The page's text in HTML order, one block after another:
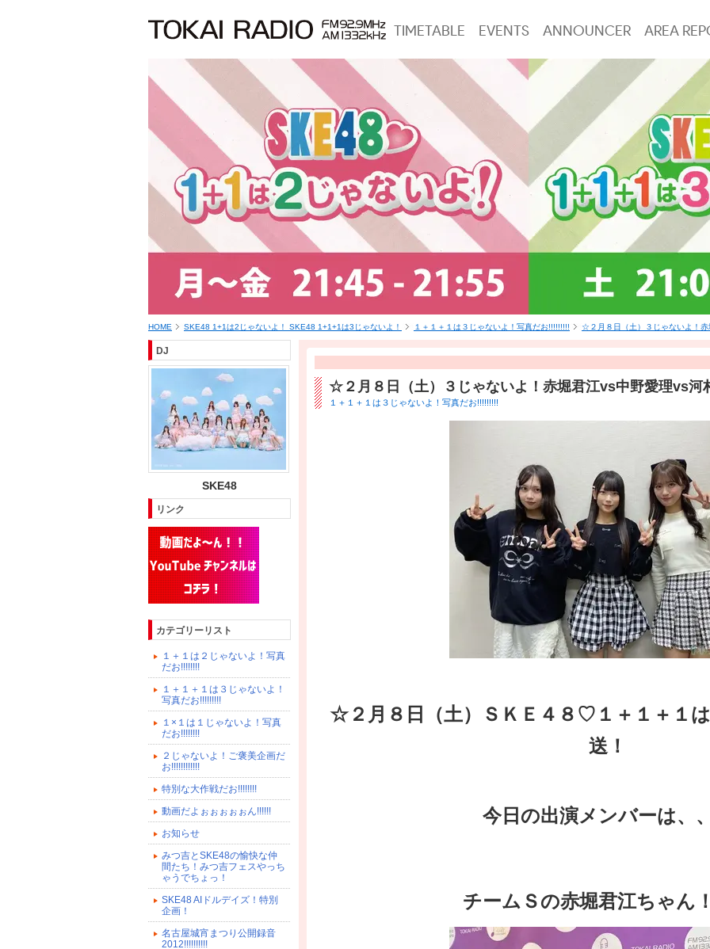
TIMETABLE EVENTS ANNOUNCER AREA
HOME SKE48 1+1は2じゃないよ！ SKE48 1+1+1は3じゃないよ！ １＋１＋１は３じゃないよ！写真だお!!!!!!!!! ☆２月８日（土）３じゃないよ！
DJ
SKE48
リンク
カテゴリーリスト
１＋１は２じゃないよ！写真
だお!!!!!!!!
１＋１＋１は３じゃないよ！
写真だお!!!!!!!!!
１×１は１じゃないよ！写真
だお!!!!!!!!
２じゃないよ！ご褒美企画だ
お!!!!!!!!!!!!
特別な大作戦だお!!!!!!!!
動画だよぉぉぉぉぉん!!!!!!
お知らせ
みつ吉とSKE48の愉快な仲
間たち！みつ吉フェスやっち
ゃうでちょっ！
SKE48 AIドルデイズ！特別
企画！
名古屋城宵まつり公開録音
2012!!!!!!!!!!
☆２月８日（土）３じゃないよ！赤堀君江vs中野愛理vs河
１＋１＋１は３じゃないよ！写真だお!!!!!!!!!
☆２ 月８ 日（土）ＳＫＥ４８♡１＋１＋１
送！
今日の出演メンバーは、
チームＳの赤堀君江ちゃん